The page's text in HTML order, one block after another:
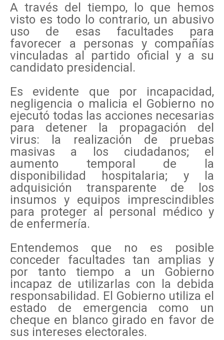
A través del tiempo, lo que hemos
visto es todo lo contrario, un abusivo
uso de esas facultades para
favorecer a personas y compañías
vinculadas al partido oficial y a su
candidato presidencial.
Es evidente que por incapacidad,
negligencia o malicia el Gobierno no
ejecutó todas las acciones necesarias
para detener la propagación del
virus: la realización de pruebas
masivas a los ciudadanos; el
aumento temporal de la
disponibilidad hospitalaria; y la
adquisición transparente de los
insumos y equipos imprescindibles
para proteger al personal médico y
de enfermería.
Entendemos que no es posible
conceder facultades tan amplias y
por tanto tiempo a un Gobierno
incapaz de utilizarlas con la debida
responsabilidad. El Gobierno utiliza el
estado de emergencia como un
cheque en blanco girado en favor de
sus intereses electorales.